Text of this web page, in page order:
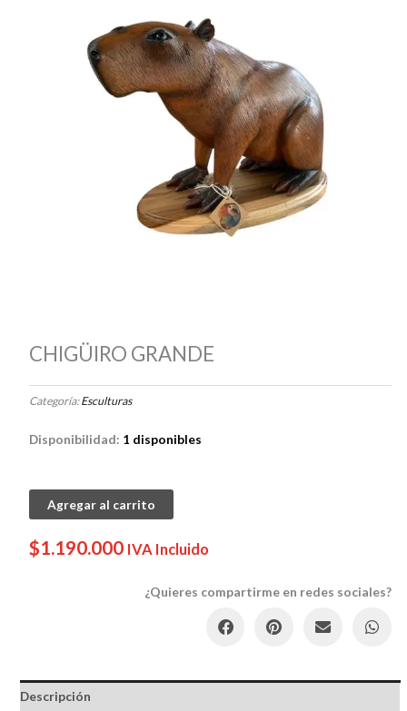
CHIGÜIRO GRANDE
Categoría:Esculturas
Disponibilidad: 1 disponibles
CHIGÜIRO
GRANDE
cantidad
Agregar al carrito
$1.190.000 IVA Incluido
¿Quieres compartirme en redes sociales?
Descripción